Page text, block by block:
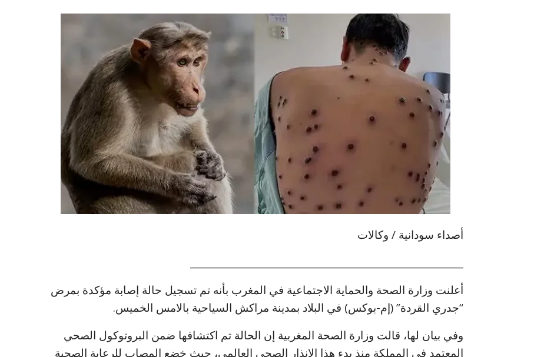
أصداء سودانية / وكالات
أعلنت وزارة الصحة والحماية الاجتماعية في المغرب بأنه تم تسجيل حالة إصابة مؤكدة بمرض
“جدري القردة” (إم-بوكس) في البلاد بمدينة مراكش السياحية بالامس الخميس.
وفي بيان لها، قالت وزارة الصحة المغربية إن الحالة تم اكتشافها ضمن البروتوكول الصحي
المعتمد في المملكة منذ بدء هذا الإنذار الصحي العالمي، حيث خضع المصاب للرعاية الصحية